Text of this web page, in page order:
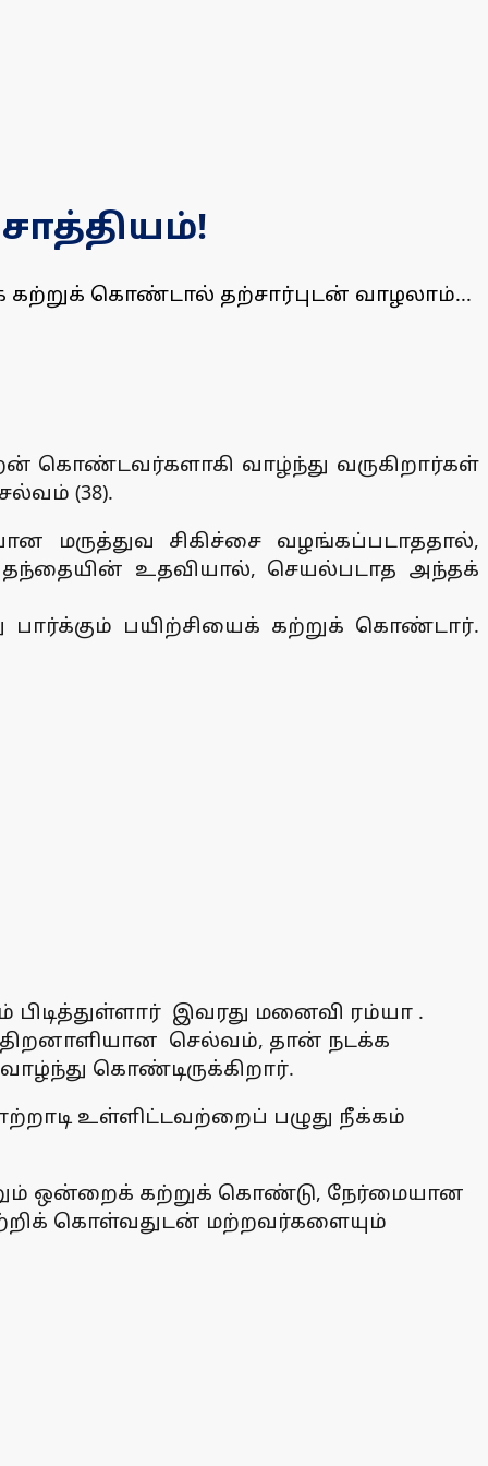
கொண்டால் தற்சார்புடன் வாழலாம்...
கொண்டவர்களாகி வாழ்ந்து வருகிறார்கள்
(38).
மருத்துவ சிகிச்சை வழங்கப்படாததால்,
உதவியால், செயல்படாத அந்தக்
பார்க்கும் பயிற்சியைக் கற்றுக் கொண்டார்.
இவரது மனைவி ரம்யா .
செல்வம், தான் நடக்க
கொண்டிருக்கிறார்.
உள்ளிட்டவற்றைப் பழுது நீக்கம்
ஒன்றைக் கற்றுக் கொண்டு, நேர்மையான
கொள்வதுடன் மற்றவர்களையும்